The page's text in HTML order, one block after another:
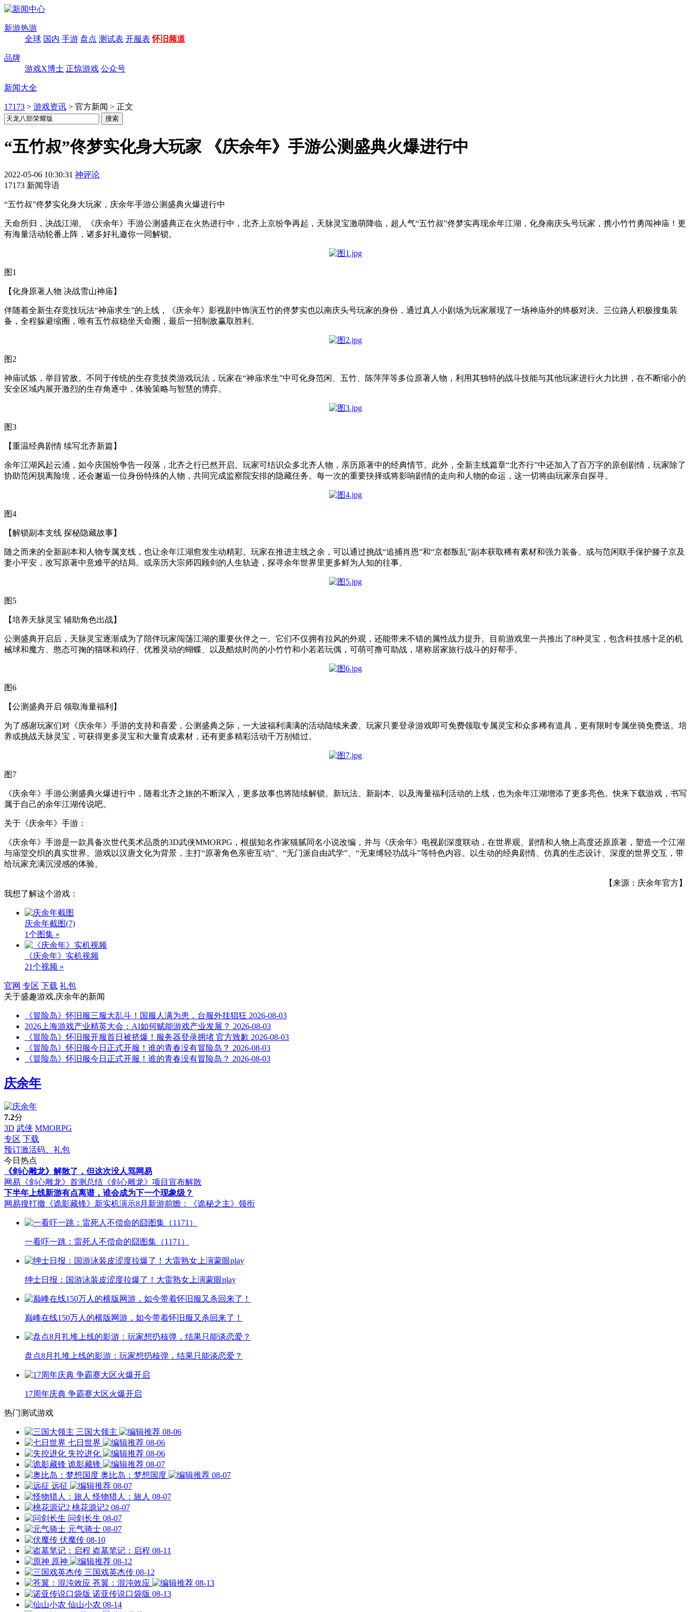
新游热游
全球 国内 手游 盘点 测试表 开服表 怀旧频道
品牌
游戏X博士 正惊游戏 公众号
新闻大全
17173 > 游戏资讯 > 官方新闻 > 正文
“五竹叔”佟梦实化身大玩家 《庆余年》手游公测盛典火爆进行中
2022-05-06 10:30:31 神评论
17173 新闻导语
“五竹叔”佟梦实化身大玩家，庆余年手游公测盛典火爆进行中
天命所归，决战江湖。《庆余年》手游公测盛典正在火热进行中，北齐上京纷争再起，天脉灵宝激萌降临，超人气“五竹叔”佟梦实再现余年江湖，化身南庆头号玩家，携小竹竹勇闯神庙！更
有海量活动轮番上阵，诸多好礼邀你一同解锁。
图1
【化身原著人物 决战雪山神庙】
伴随着全新生存竞技玩法“神庙求生”的上线，《庆余年》影视剧中饰演五竹的佟梦实也以南庆头号玩家的身份，通过真人小剧场为玩家展现了一场神庙外的终极对决。三位路人积极搜集装
备，全程躲避缩圈，唯有五竹叔稳坐天命圈，最后一招制敌赢取胜利。
图2
神庙试炼，举目皆敌。不同于传统的生存竞技类游戏玩法，玩家在“神庙求生”中可化身范闲、五竹、陈萍萍等多位原著人物，利用其独特的战斗技能与其他玩家进行火力比拼，在不断缩小的
安全区域内展开激烈的生存角逐中，体验策略与智慧的博弈。
图3
【重温经典剧情 续写北齐新篇】
余年江湖风起云涌，如今庆国纷争告一段落，北齐之行已然开启。玩家可结识众多北齐人物，亲历原著中的经典情节。此外，全新主线篇章“北齐行”中还加入了百万字的原创剧情，玩家除了
协助范闲脱离险境，还会邂逅一位身份特殊的人物，共同完成监察院安排的隐藏任务。每一次的重要抉择或将影响剧情的走向和人物的命运，这一切将由玩家亲自探寻。
图4
【解锁副本支线 探秘隐藏故事】
随之而来的全新副本和人物专属支线，也让余年江湖愈发生动精彩。玩家在推进主线之余，可以通过挑战“追捕肖恩”和“京都叛乱”副本获取稀有素材和强力装备。或与范闲联手保护滕子京及
妻小平安，改写原著中意难平的结局。或亲历大宗师四顾剑的人生轨迹，探寻余年世界里更多鲜为人知的往事。
图5
【培养天脉灵宝 辅助角色出战】
公测盛典开启后，天脉灵宝逐渐成为了陪伴玩家闯荡江湖的重要伙伴之一。它们不仅拥有拉风的外观，还能带来不错的属性战力提升。目前游戏里一共推出了8种灵宝，包含科技感十足的机
械球和魔方、憨态可掬的猫咪和鸡仔、优雅灵动的蝴蝶、以及酷炫时尚的小竹竹和小若若玩偶，可萌可撸可助战，堪称居家旅行战斗的好帮手。
图6
【公测盛典开启 领取海量福利】
为了感谢玩家们对《庆余年》手游的支持和喜爱，公测盛典之际，一大波福利满满的活动陆续来袭。玩家只要登录游戏即可免费领取专属灵宝和众多稀有道具，更有限时专属坐骑免费送。培
养或挑战天脉灵宝，可获得更多灵宝和大量育成素材，还有更多精彩活动千万别错过。
图7
《庆余年》手游公测盛典火爆进行中，随着北齐之旅的不断深入，更多故事也将陆续解锁。新玩法、新副本、以及海量福利活动的上线，也为余年江湖增添了更多亮色。快来下载游戏，书写
属于自己的余年江湖传说吧。
关于《庆余年》手游：
《庆余年》手游是一款具备次世代美术品质的3D武侠MMORPG，根据知名作家猫腻同名小说改编，并与《庆余年》电视剧深度联动，在世界观、剧情和人物上高度还原原著，塑造一个江湖
与庙堂交织的真实世界。游戏以汉唐文化为背景，主打“原著角色亲密互动”、“无门派自由武学”、“无束缚轻功战斗”等特色内容。以生动的经典剧情、仿真的生态设计、深度的世界交互，带
给玩家充满沉浸感的体验。
【来源：庆余年官方】
我想了解这个游戏：
庆余年截图(7)
1个图集 »
《庆余年》实机视频
21个视频 »
官网 专区 下载 礼包
关于盛趣游戏,庆余年的新闻
《冒险岛》怀旧服三服大乱斗！国服人满为患，台服外挂猖狂 2026-08-03
2026上海游戏产业精英大会：AI如何赋能游戏产业发展？ 2026-08-03
《冒险岛》怀旧服开服首日被挤爆！服务器登录拥堵 官方致歉 2026-08-03
《冒险岛》怀旧服今日正式开服！谁的青春没有冒险岛？ 2026-08-03
《冒险岛》怀旧服今日正式开服！谁的青春没有冒险岛？ 2026-08-03
庆余年
7.2分
3D 武侠 MMORPG
专区 下载
预订激活码、礼包
今日热点
《剑心雕龙》解散了，但这次没人骂网易
网易《剑心雕龙》首测总结 《剑心雕龙》项目宣布解散
下半年上线新游有点离谱，谁会成为下一个现象级？
网易搜打撤《诡影藏锋》新实机演示8月新游前瞻：《诡秘之主》领衔
一看吓一跳：雷死人不偿命的囧图集（1171）
绅士日报：国游泳装皮涩度拉爆了！大雷熟女上演蒙眼play
巅峰在线150万人的横版网游，如今带着怀旧服又杀回来了！
盘点8月扎堆上线的影游：玩家想扔核弹，结果只能谈恋爱？
17周年庆典 争霸赛大区火爆开启
热门测试游戏
三国大领主
08-06
七日世界
08-06
失控进化
08-06
诡影藏锋
08-07
奥比岛：梦想国度
08-07
远征
08-07
怪物猎人：旅人 08-07
桃花源记2 08-07
问剑长生 08-07
元气骑士 08-07
伏魔传 08-10
盗墓笔记：启程 08-11
原神
08-12
三国戏英杰传 08-12
苍翼：混沌效应
08-13
诺亚传说口袋版 08-13
仙山小农 08-14